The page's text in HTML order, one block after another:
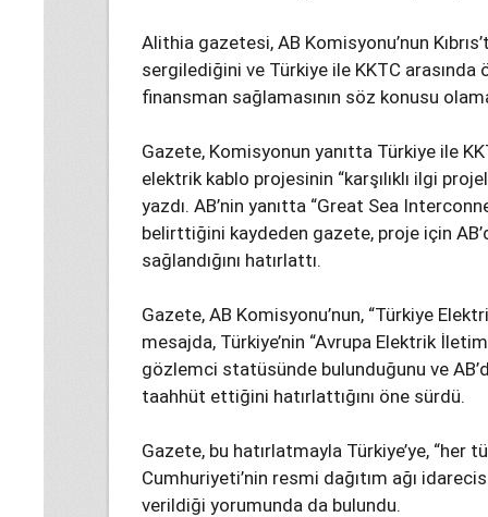
Alithia gazetesi, AB Komisyonu’nun
sergilediğini ve Türkiye ile KKTC
finansman sağlamasının söz konusu
Gazete, Komisyonun yanıtta Türkiye ile
elektrik kablo projesinin “karşılıklı ilgi
yazdı. AB’nin yanıtta “Great Sea
belirttiğini kaydeden gazete, proje için
sağlandığını hatırlattı.
Gazete, AB Komisyonu’nun, “Türkiye
mesajda, Türkiye’nin “Avrupa Elektrik
gözlemci statüsünde bulunduğunu ve
taahhüt ettiğini hatırlattığını öne sürdü.
Gazete, bu hatırlatmayla Türkiye’ye, “her
Cumhuriyeti’nin resmi dağıtım ağı
verildiği yorumunda da bulundu.